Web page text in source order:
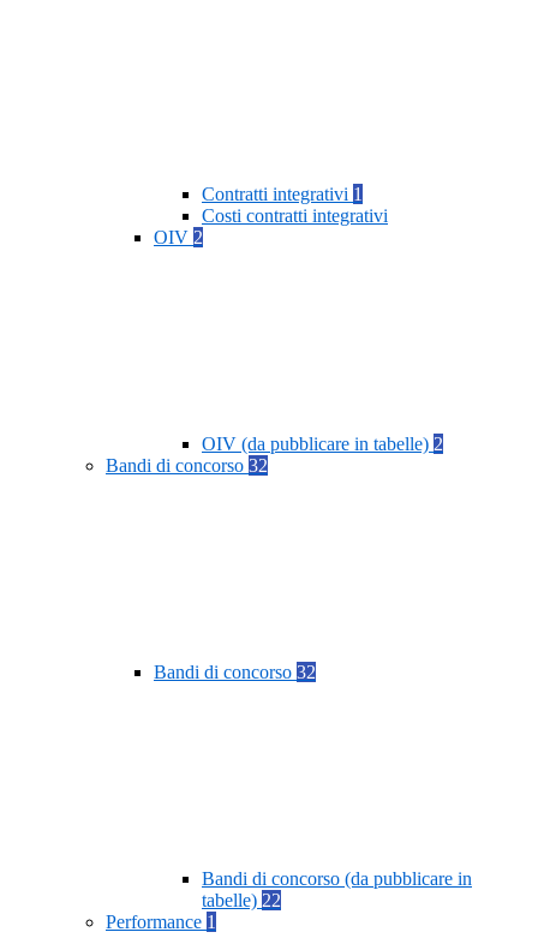
Contratti integrativi 1
Costi contratti integrativi
OIV 2
OIV (da pubblicare in tabelle) 2
Bandi di concorso 32
Bandi di concorso 32
Bandi di concorso (da pubblicare in
tabelle) 22
Performance 1